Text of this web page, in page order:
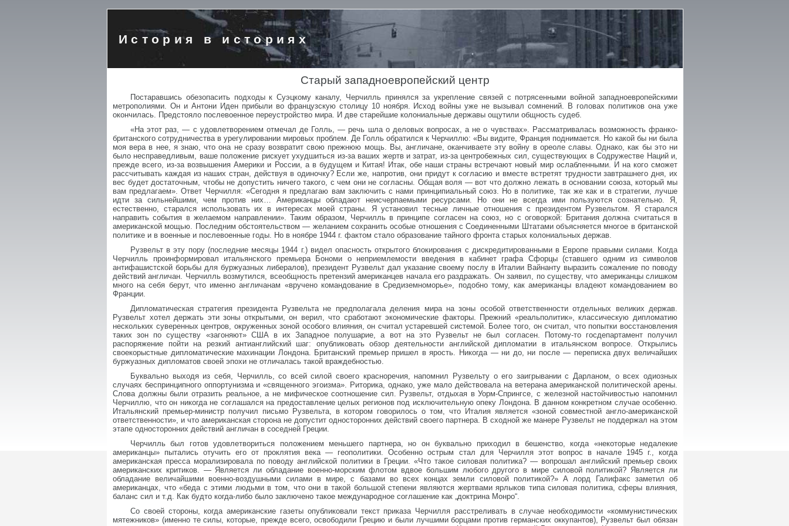
История в историях
Старый западноевропейский центр
Постаравшись обезопасить подходы к Суэцкому каналу, Черчилль принялся за укрепление связей с потрясенными войной западноевропейскими
метрополиями. Он и Антони Иден прибыли во французскую столицу 10 ноября. Исход войны уже не вызывал сомнений. В головах политиков она уже
окончилась. Предстояло послевоенное переустройство мира. И две старейшие колониальные державы ощутили общность судеб.
«На этот раз, — с удовлетворением отмечал де Голль, — речь шла о деловых вопросах, а не о чувствах». Рассматривалась возможность франко-
британского сотрудничества в урегулировании мировых проблем. Де Голль обратился к Черчиллю: «Вы видите, Франция поднимается. Но какой бы ни была
моя вера в нее, я знаю, что она не сразу возвратит свою прежнюю мощь. Вы, англичане, оканчиваете эту войну в ореоле славы. Однако, как бы это ни
было несправедливым, ваше положение рискует ухудшиться из-за ваших жертв и затрат, из-за центробежных сил, существующих в Содружестве Наций и,
прежде всего, из-за возвышения Америки и России, а в будущем и Китая! Итак, обе наши страны встречают новый мир ослабленными. И на кого сможет
рассчитывать каждая из наших стран, действуя в одиночку? Если же, напротив, они придут к согласию и вместе встретят трудности завтрашнего дня, их
вес будет достаточным, чтобы не допустить ничего такого, с чем они не согласны. Общая воля — вот что должно лежать в основании союза, который мы
вам предлагаем». Ответ Черчилля: «Сегодня я предлагаю вам заключить с нами принципиальный союз. Но в политике, так же как и в стратегии, лучше
идти за сильнейшими, чем против них… Американцы обладают неисчерпаемыми ресурсами. Но они не всегда ими пользуются сознательно. Я,
естественно, старался использовать их в интересах моей страны. Я установил тесные личные отношения с президентом Рузвельтом. Я старался
направить события в желаемом направлении». Таким образом, Черчилль в принципе согласен на союз, но с оговоркой: Британия должна считаться в
американской мощью. Последним обстоятельством — желанием сохранить особые отношения с Соединенными Штатами объясняется многое в британской
политике и в военные и послевоенные годы. Но в ноябре 1944 г. фактом стало образование тайного фронта старых колониальных держав.
Рузвельт в эту пору (последние месяцы 1944 г.) видел опасность открытого блокирования с дискредитированными в Европе правыми силами. Когда
Черчилль проинформировал итальянского премьера Бономи о неприемлемости введения в кабинет графа Сфорцы (ставшего одним из символов
антифашистской борьбы для буржуазных либералов), президент Рузвельт дал указание своему послу в Италии Вайнанту выразить сожаление по поводу
действий англичан. Черчилль возмутился, всеобщность претензий американцев начала его раздражать. Он заявил, по существу, что американцы слишком
много на себя берут, что именно англичанам «вручено командование в Средиземноморье», подобно тому, как американцы владеют командованием во
Франции.
Дипломатическая стратегия президента Рузвельта не предполагала деления мира на зоны особой ответственности отдельных великих держав.
Рузвельт хотел держать эти зоны открытыми, он верил, что сработают экономические факторы. Прежний «реальполитик», классическую дипломатию
нескольких суверенных центров, окруженных зоной особого влияния, он считал устаревшей системой. Более того, он считал, что попытки восстановления
таких зон по существу «загоняют» США в их Западное полушарие, а вот на это Рузвельт не был согласен. Потому-то госдепартамент получил
распоряжение пойти на резкий антианглийский шаг: опубликовать обзор деятельности английской дипломатии в итальянском вопросе. Открылись
своекорыстные дипломатические махинации Лондона. Британский премьер пришел в ярость. Никогда — ни до, ни после — переписка двух величайших
буржуазных дипломатов своей эпохи не отличалась такой враждебностью.
Буквально выходя из себя, Черчилль, со всей силой своего красноречия, напомнил Рузвельту о его заигрывании с Дарланом, о всех одиозных
случаях беспринципного оппортунизма и «священного эгоизма». Риторика, однако, уже мало действовала на ветерана американской политической арены.
Слова должны были отразить реальное, а не мифическое соотношение сил. Рузвельт, отдыхая в Уорм-Спрингсе, с железной настойчивостью напомнил
Черчиллю, что он никогда не соглашался на предоставление целых регионов под исключительную опеку Лондона. В данном конкретном случае особенно.
Итальянский премьер-министр получил письмо Рузвельта, в котором говорилось о том, что Италия является «зоной совместной англо-американской
ответственности», и что американская сторона не допустит односторонних действий своего партнера. В сходной же манере Рузвельт не поддержал на этом
этапе односторонних действий англичан в соседней Греции.
Черчилль был готов удовлетвориться положением меньшего партнера, но он буквально приходил в бешенство, когда «некоторые недалекие
американцы» пытались отучить его от проклятия века — геополитики. Особенно острым стал для Черчилля этот вопрос в начале 1945 г., когда
американская пресса морализировала по поводу английской политики в Греции. «Что такое силовая политика? — вопрошал английский премьер своих
американских критиков. — Является ли обладание военно-морским флотом вдвое большим любого другого в мире силовой политикой? Является ли
обладание величайшими военно-воздушными силами в мире, с базами во всех концах земли силовой политикой?» А лорд Галифакс заметил об
американцах, что «беда с этими людьми в том, что они в такой большой степени являются жертвами ярлыков типа силовая политика, сферы влияния,
баланс сил и т.д. Как будто когда-либо было заключено такое международное соглашение как „доктрина Монро“.
Со своей стороны, когда американские газеты опубликовали текст приказа Черчилля расстреливать в случае необходимости «коммунистических
мятежников» (именно те силы, которые, прежде всего, освободили Грецию и были лучшими борцами против германских оккупантов), Рузвельт был обязан